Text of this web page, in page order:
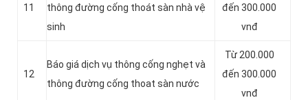
11
thông đường cống thoát sàn nhà vệ
sinh
đến 300.000
vnđ
12
Báo giá dịch vụ thông cống nghẹt và
thông đường cống thoat sàn nước
Từ 200.000
đến 300.000
vnđ